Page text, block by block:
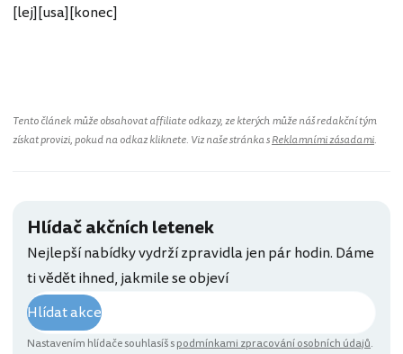
[lej][usa][konec]
Tento článek může obsahovat affiliate odkazy, ze kterých může náš redakční tým
získat provizi, pokud na odkaz kliknete. Viz naše stránka sReklamními zásadami.
Hlídač akčních letenek
Nejlepší nabídky vydrží zpravidla jen pár hodin. Dáme
ti vědět ihned, jakmile se objeví
Hlídat akce
Nastavením hlídače souhlasíš spodmínkami zpracování osobních údajů.